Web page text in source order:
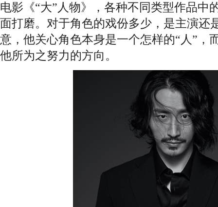
电影《“大”人物》，各种不同类型作品中
面打磨。对于角色的戏份多少，是主演还
意，他关心角色本身是一个怎样的“人”，
他所为之努力的方向。